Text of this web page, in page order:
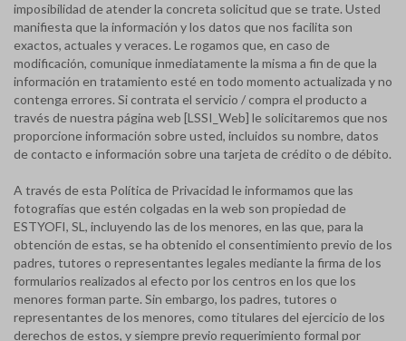
imposibilidad de atender la concreta solicitud que se trate. Usted
manifiesta que la información y los datos que nos facilita son
exactos, actuales y veraces. Le rogamos que, en caso de
modificación, comunique inmediatamente la misma a fin de que la
información en tratamiento esté en todo momento actualizada y no
contenga errores. Si contrata el servicio / compra el producto a
través de nuestra página web [LSSI_Web] le solicitaremos que nos
proporcione información sobre usted, incluidos su nombre, datos
de contacto e información sobre una tarjeta de crédito o de débito.
A través de esta Política de Privacidad le informamos que las
fotografías que estén colgadas en la web son propiedad de
ESTYOFI, SL, incluyendo las de los menores, en las que, para la
obtención de estas, se ha obtenido el consentimiento previo de los
padres, tutores o representantes legales mediante la firma de los
formularios realizados al efecto por los centros en los que los
menores forman parte. Sin embargo, los padres, tutores o
representantes de los menores, como titulares del ejercicio de los
derechos de estos, y siempre previo requerimiento formal por